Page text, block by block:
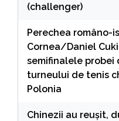
(challenger)
Perechea româno-
Cornea/Daniel
semifinalele
turneului de tenis
Polonia
Chinezii au reușit,